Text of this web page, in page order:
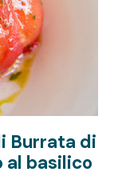
Burrata di
al basilico